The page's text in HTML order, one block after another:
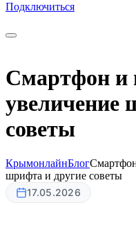
Подключиться
Смартфон и
увеличение
советы
КрымонлайнБлог
шрифта и другие советы
17.05.2026